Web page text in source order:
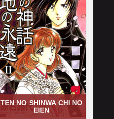
TEN NO SHINWA CHI NO
EIEN